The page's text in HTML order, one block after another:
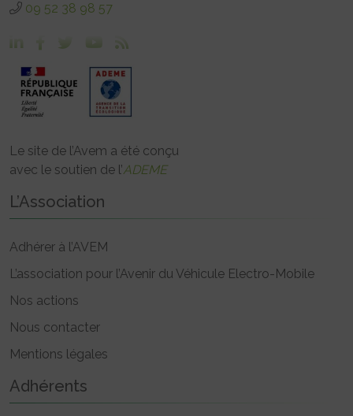
09 52 38 98 57
Le site de l’Avem a été conçu
avec le soutien de l’ADEME
L’Association
Adhérer à l’AVEM
L’association pour l’Avenir du Véhicule Electro-Mobile
Nos actions
Nous contacter
Mentions légales
Adhérents